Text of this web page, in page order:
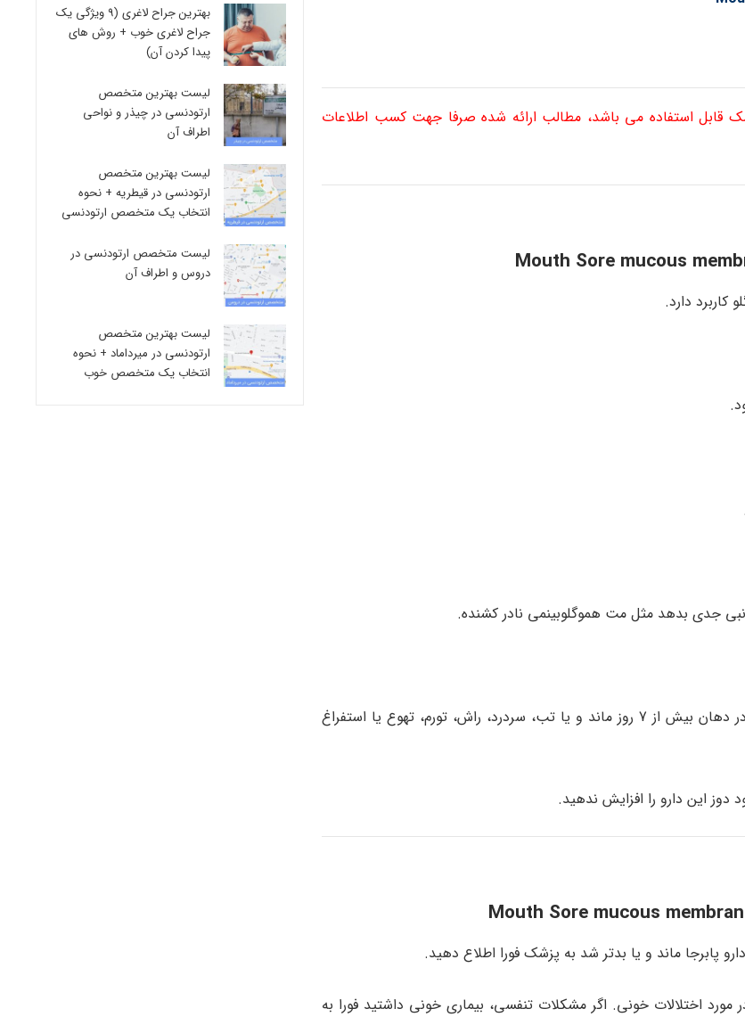
قابل استفاده می باشد، مطالب ارائه شده صرفا جهت کسب اطلاعات
دارد.
جدی بدهد مثل مت هموگلوبینمی نادر کشنده.
اگر گلودرد شدید ایجاد شد یا بیش از 2 روز پابرجا ماند و یا زخم و درد در دهان بیش از 7 روز ماند و یا تب، سردرد، راش، تورم، تهوع یا استفراغ
این دارو را افزایش ندهید.
ماند و یا بدتر شد به پزشک فورا اطلاع دهید.
اختلالات خونی. اگر مشکلات تنفسی، بیماری خونی داشتید فورا به
بهترین جراح لاغری (9 ویژگی یک
جراح لاغری خوب + روش های
پیدا کردن آن)
لیست بهترین متخصص
ارتودنسی در چیذر و نواحی
اطراف آن
لیست بهترین متخصص
ارتودنسی در قیطریه + نحوه
انتخاب یک متخصص ارتودنسی
لیست متخصص ارتودنسی در
دروس و اطراف آن
لیست بهترین متخصص
ارتودنسی در میرداماد + نحوه
انتخاب یک متخصص خوب